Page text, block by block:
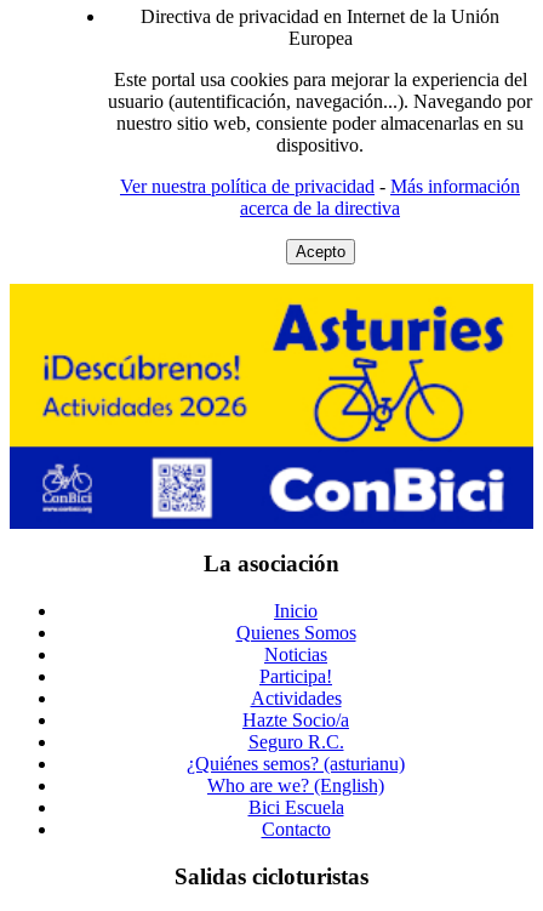
Directiva de privacidad en Internet de la Unión
Europea
Este portal usa cookies para mejorar la experiencia del
usuario (autentificación, navegación...). Navegando por
nuestro sitio web, consiente poder almacenarlas en su
dispositivo.
Ver nuestra política de privacidad - Más información
acerca de la directiva
Acepto
La asociación
Inicio
Quienes Somos
Noticias
Participa!
Actividades
Hazte Socio/a
Seguro R.C.
¿Quiénes semos? (asturianu)
Who are we? (English)
Bici Escuela
Contacto
Salidas cicloturistas